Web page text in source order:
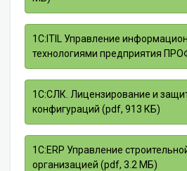
1С:ITIL Управление
технологиями предприятия
1С:СЛК. Лицензирование и
конфигураций (pdf, 913 КБ)
1С:ERP Управление
организацией (pdf, 3.2 МБ)